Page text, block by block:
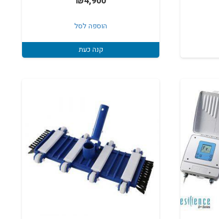
הוספה לסל
קנה כעת